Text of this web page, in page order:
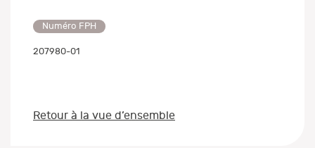
Numéro FPH
207980-01
Retour à la vue d’ensemble